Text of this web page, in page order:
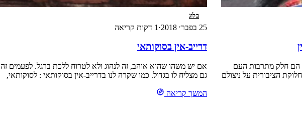
הם חלק מתרבות העם
הציבורית על ניצולם
למחרת לפילים
בלוג
25 בפבר׳ 2018 · 1 דקות קריאה
דרייב-אין בסוקותאי
אם יש משהו שהוא אוהב, זה לנהוג ולא לטרוח ללכת ברגל. לפעמים זה
גם מצליח לו בגדול. כמו שקרה לנו בדרייב-אין בסוקותאי : לסוקותאי,
ניתן לשלם כרטיס כניסה יומי לרכב ! (בנוסף כמובן למחיר הרגיל של
המשך קריאה